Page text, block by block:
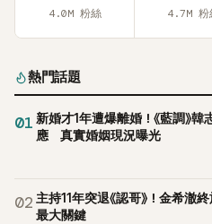
4.0M 粉絲 4.7M 粉
熱門話題
01 新婚才1年遭爆離婚！《藍調》
應 真實婚姻現況曝光
02 主持11年突退《認哥》！金希
最大關鍵